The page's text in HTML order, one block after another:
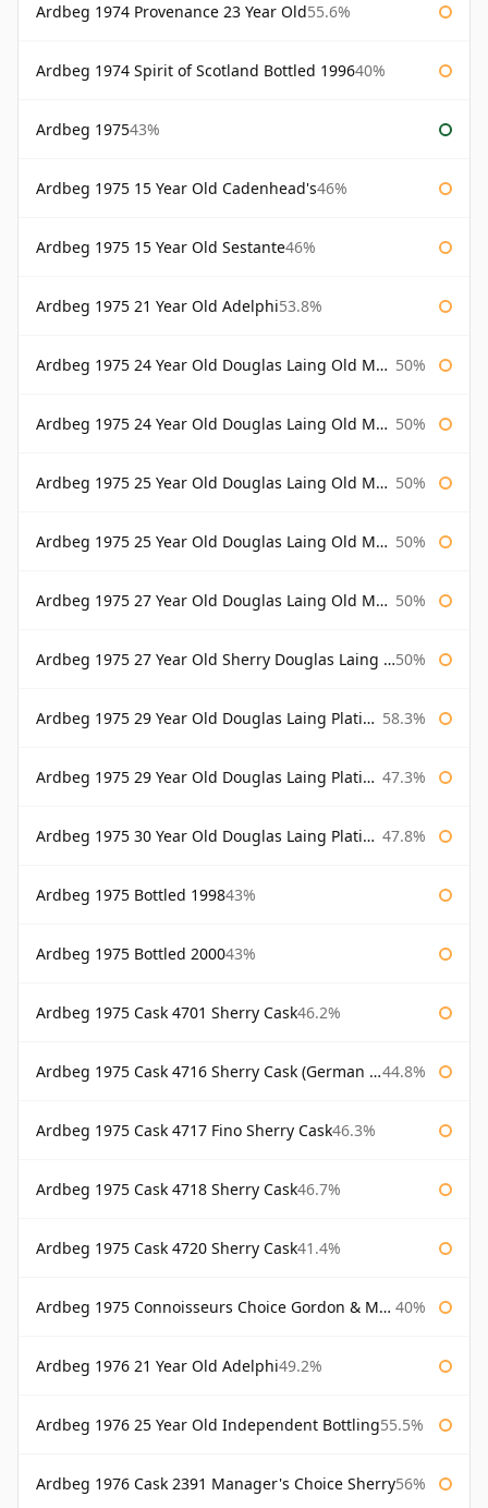
Ardbeg 1974 Provenance 23 Year Old55.6%
Ardbeg 1974 Spirit of Scotland Bottled 199640%
Ardbeg 197543%
Ardbeg 1975 15 Year Old Cadenhead's46%
Ardbeg 1975 15 Year Old Sestante46%
Ardbeg 1975 21 Year Old Adelphi53.8%
Ardbeg 1975 24 Year Old Douglas Laing Old Malt Cask 50%
Ardbeg 1975 24 Year Old Douglas Laing Old Malt Cask Bottled 2000 50%
Ardbeg 1975 25 Year Old Douglas Laing Old Malt Cask 50%
Ardbeg 1975 25 Year Old Douglas Laing Old Malt Cask Bottled 2001 50%
Ardbeg 1975 27 Year Old Douglas Laing Old Malt Cask 50%
Ardbeg 1975 27 Year Old Sherry Douglas Laing Old Malt Cask 50%
Ardbeg 1975 29 Year Old Douglas Laing Platinum Selection 58.3%
Ardbeg 1975 29 Year Old Douglas Laing Platinum Selection Bottled 2004 47.3%
Ardbeg 1975 30 Year Old Douglas Laing Platinum Selection 47.8%
Ardbeg 1975 Bottled 199843%
Ardbeg 1975 Bottled 200043%
Ardbeg 1975 Cask 4701 Sherry Cask46.2%
Ardbeg 1975 Cask 4716 Sherry Cask (German Market) 44.8%
Ardbeg 1975 Cask 4717 Fino Sherry Cask46.3%
Ardbeg 1975 Cask 4718 Sherry Cask46.7%
Ardbeg 1975 Cask 4720 Sherry Cask41.4%
Ardbeg 1975 Connoisseurs Choice Gordon & Macphail 40%
Ardbeg 1976 21 Year Old Adelphi49.2%
Ardbeg 1976 25 Year Old Independent Bottling55.5%
Ardbeg 1976 Cask 2391 Manager's Choice Sherry56%